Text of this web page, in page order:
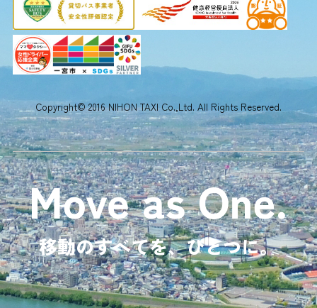
Copyright© 2016 NIHON TAXI Co.,Ltd. All Rights Reserved.
移動のすべてを、ひとつに。